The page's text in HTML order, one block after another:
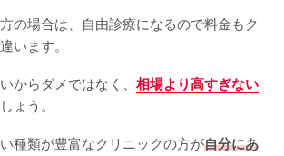
の場合は、自由診療になるので料金もク
います。
からダメではなく、 相場より高すぎない
ょう。
種類が豊富なクリニックの方が自分にあ